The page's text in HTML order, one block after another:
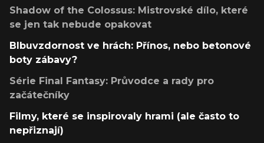
Shadow of the Colossus: Mistrovské dílo, které
se jen tak nebude opakovat
Blbuvzdornost ve hrách: Přínos, nebo betonové
boty zábavy?
Série Final Fantasy: Průvodce a rady pro
začátečníky
Filmy, které se inspirovaly hrami (ale často to
nepřiznají)